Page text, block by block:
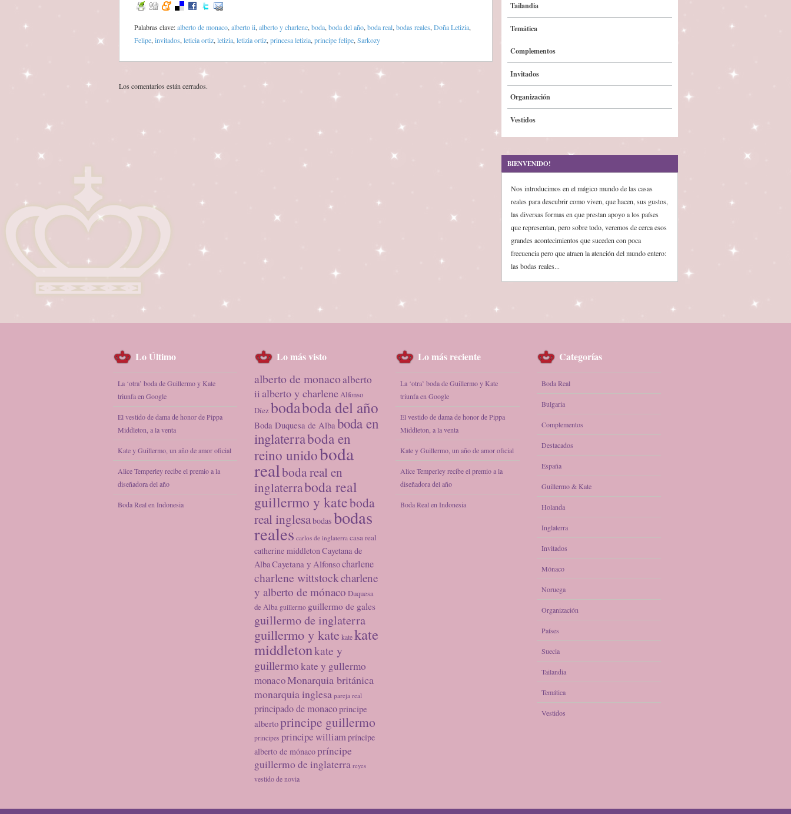
Palabras clave:alberto de monaco, alberto ii, alberto y charlene, boda, boda del año, boda real, bodas reales, Doña Letizia,
Felipe, invitados, leticia ortiz, letizia, letizia ortiz, princesa letizia, principe felipe, Sarkozy
Los comentarios están cerrados.
Tailandia
Temática
Complementos
Invitados
Organización
Vestidos
BIENVENIDO!
Nos introducimos en el mágico mundo de las casas
reales para descubrir como viven, que hacen, sus gustos,
las diversas formas en que prestan apoyo a los países
que representan, pero sobre todo, veremos de cerca esos
grandes acontecimientos que suceden con poca
frecuencia pero que atraen la atención del mundo entero:
las bodas reales...
Lo Último
La ‘otra’ boda de Guillermo y Kate
triunfa en Google
El vestido de dama de honor de Pippa
Middleton, a la venta
Kate y Guillermo, un año de amor oficial
Alice Temperley recibe el premio a la
diseñadora del año
Boda Real en Indonesia
Lo más visto
alberto de monacoalberto
iialberto y charleneAlfonso
Díezbodaboda del año
Boda Duquesa de Alba boda en
inglaterraboda en
reino unidoboda
realboda real en
inglaterraboda real
guillermo y kateboda
real inglesabodas bodas
reales carlos de inglaterra casa real
catherine middletonCayetana de
AlbaCayetana y Alfonsocharlene
charlene wittstockcharlene
y alberto de mónaco Duquesa
de Alba guillermo guillermo de gales
guillermo de inglaterra
guillermo y katekatekate
middletonkate y
guillermokate y gullermo
monacoMonarquia británica
monarquia inglesa pareja real
principado de monacoprincipe
albertoprincipe guillermo
principes principe williampríncipe
alberto de mónacopríncipe
guillermo de inglaterra reyes
vestido de novia
Lo más reciente
La ‘otra’ boda de Guillermo y Kate
triunfa en Google
El vestido de dama de honor de Pippa
Middleton, a la venta
Kate y Guillermo, un año de amor oficial
Alice Temperley recibe el premio a la
diseñadora del año
Boda Real en Indonesia
Categorías
Boda Real
Bulgaria
Complementos
Destacados
España
Guillermo & Kate
Holanda
Inglaterra
Invitados
Mónaco
Noruega
Organización
Países
Suecia
Tailandia
Temática
Vestidos